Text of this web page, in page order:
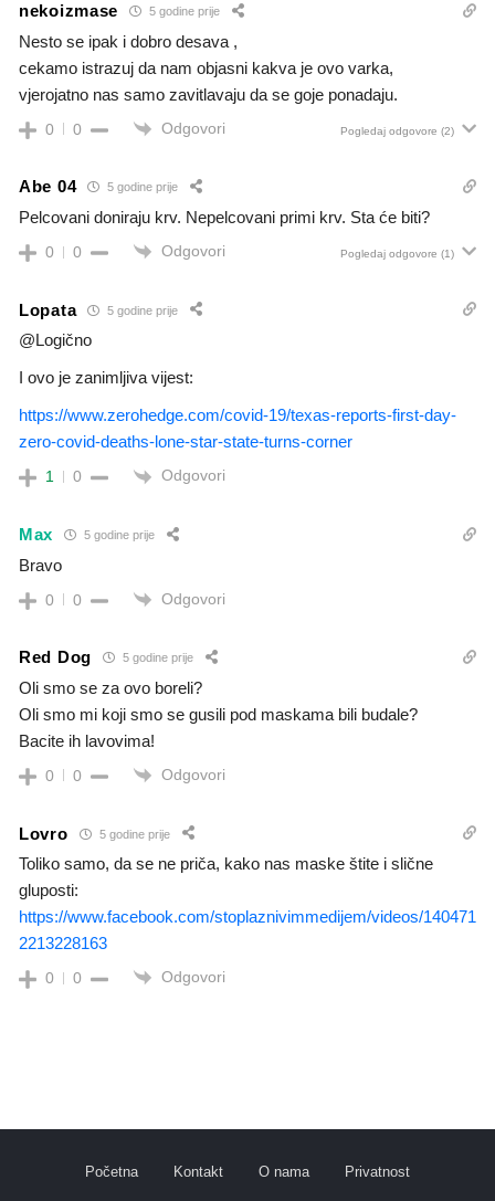
nekoizmase 5 godine prije
Nesto se ipak i dobro desava ,
cekamo istrazuj da nam objasni kakva je ovo varka,
vjerojatno nas samo zavitlavaju da se goje ponadaju.
0 0 Odgovori Pogledaj odgovore (2)
Abe 04 5 godine prije
Pelcovani doniraju krv. Nepelcovani primi krv. Sta će biti?
0 0 Odgovori Pogledaj odgovore (1)
Lopata 5 godine prije
@Logično
I ovo je zanimljiva vijest:
https://www.zerohedge.com/covid-19/texas-reports-first-day-
zero-covid-deaths-lone-star-state-turns-corner
1 0 Odgovori
Max 5 godine prije
Bravo
0 0 Odgovori
Red Dog 5 godine prije
Oli smo se za ovo boreli?
Oli smo mi koji smo se gusili pod maskama bili budale?
Bacite ih lavovima!
0 0 Odgovori
Lovro 5 godine prije
Toliko samo, da se ne priča, kako nas maske štite i slične
gluposti:
https://www.facebook.com/stoplaznivimmedijem/videos/140471
2213228163
0 0 Odgovori
Početna Kontakt O nama Privatnost